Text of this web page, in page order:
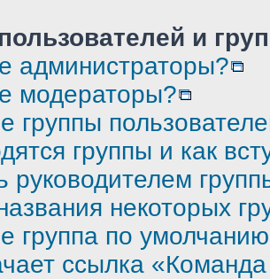
и
администраторы?
модераторы?
группы
группы и как
руководителем
некоторых
группа по
ссылка